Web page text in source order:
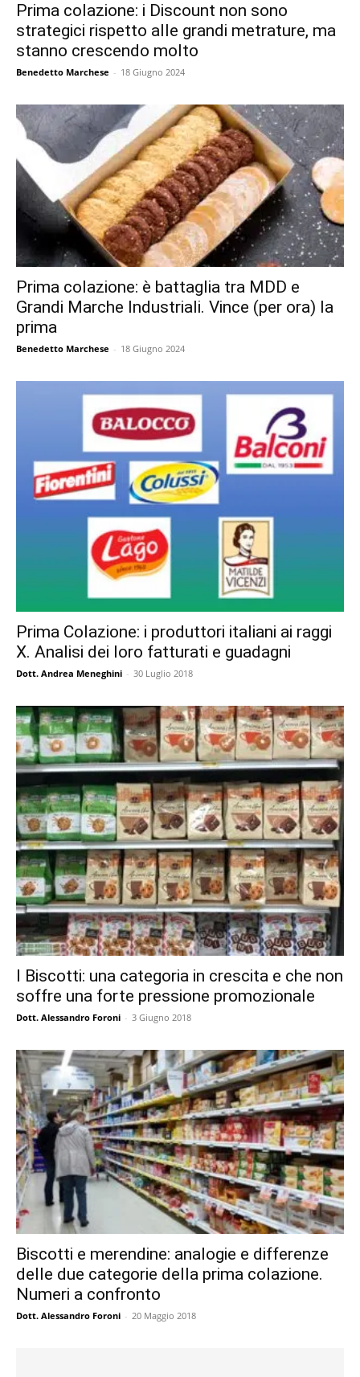
Prima colazione: i Discount non sono
strategici rispetto alle grandi metrature, ma
stanno crescendo molto
Benedetto Marchese - 18 Giugno 2024
Prima colazione: è battaglia tra MDD e
Grandi Marche Industriali. Vince (per ora) la
prima
Benedetto Marchese - 18 Giugno 2024
Prima Colazione: i produttori italiani ai raggi
X. Analisi dei loro fatturati e guadagni
Dott. Andrea Meneghini - 30 Luglio 2018
I Biscotti: una categoria in crescita e che non
soffre una forte pressione promozionale
Dott. Alessandro Foroni - 3 Giugno 2018
Biscotti e merendine: analogie e differenze
delle due categorie della prima colazione.
Numeri a confronto
Dott. Alessandro Foroni - 20 Maggio 2018